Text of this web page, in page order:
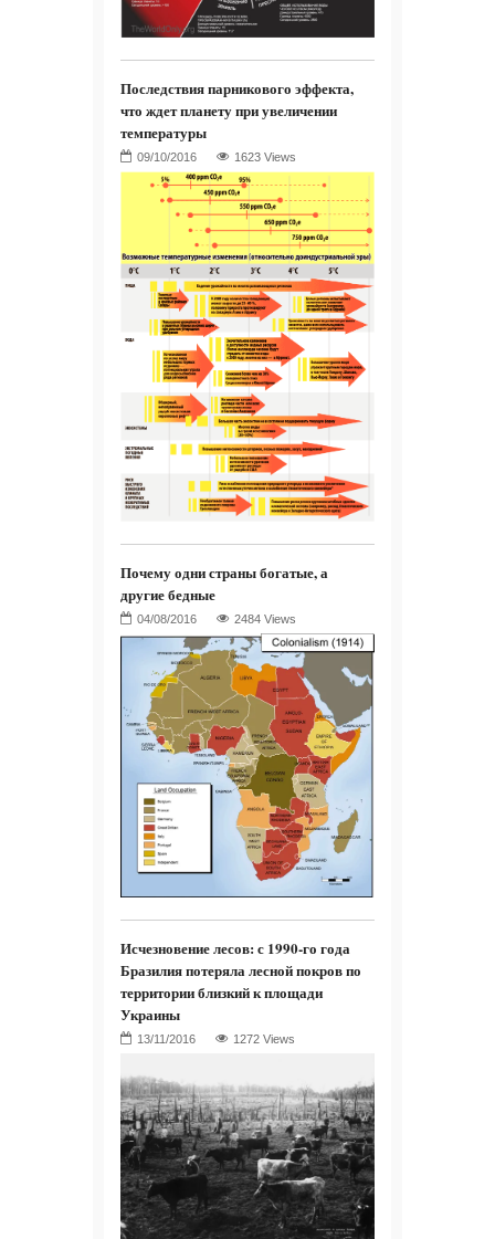
Последствия парникового эффекта,
что ждет планету при увеличении
температуры
1623 Views
Почему одни страны богатые, а
другие бедные
2484 Views
Исчезновение лесов: с 1990-го года
Бразилия потеряла лесной покров по
территории близкий к площади
Украины
1272 Views